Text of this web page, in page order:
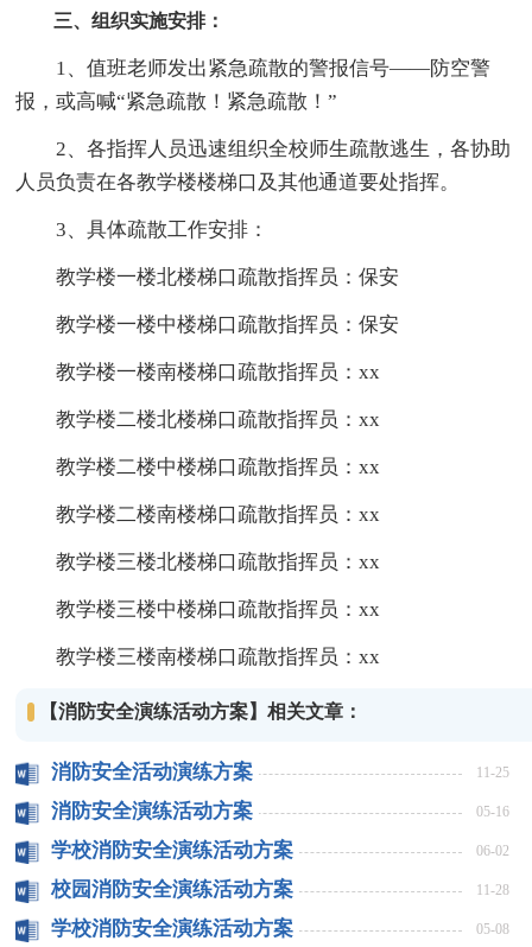
三、组织实施安排：
1、值班老师发出紧急疏散的警报信号——防空警
报，或高喊“紧急疏散！紧急疏散！”
2、各指挥人员迅速组织全校师生疏散逃生，各协助
人员负责在各教学楼楼梯口及其他通道要处指挥。
3、具体疏散工作安排：
教学楼一楼北楼梯口疏散指挥员：保安
教学楼一楼中楼梯口疏散指挥员：保安
教学楼一楼南楼梯口疏散指挥员：xx
教学楼二楼北楼梯口疏散指挥员：xx
教学楼二楼中楼梯口疏散指挥员：xx
教学楼二楼南楼梯口疏散指挥员：xx
教学楼三楼北楼梯口疏散指挥员：xx
教学楼三楼中楼梯口疏散指挥员：xx
教学楼三楼南楼梯口疏散指挥员：xx
【消防安全演练活动方案】相关文章：
消防安全活动演练方案 11-25
消防安全演练活动方案 05-16
学校消防安全演练活动方案 06-02
校园消防安全演练活动方案 11-28
学校消防安全演练活动方案 05-08